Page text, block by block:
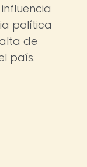
política
de
país.